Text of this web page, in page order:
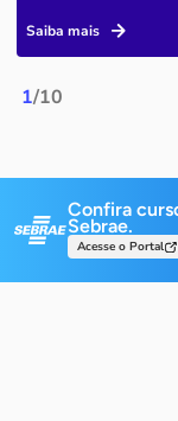
1/10
Saiba mais
Confira
Sebrae.
Acesse o Portal